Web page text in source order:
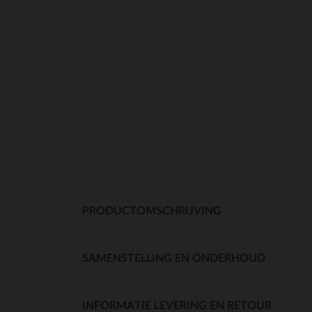
PRODUCTOMSCHRIJVING
SAMENSTELLING EN ONDERHOUD
INFORMATIE LEVERING EN RETOUR